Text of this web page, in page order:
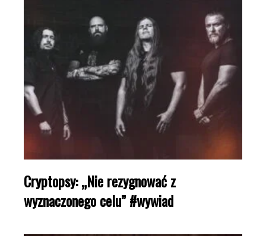
Cryptopsy: „Nie rezygnować z
wyznaczonego celu” #wywiad